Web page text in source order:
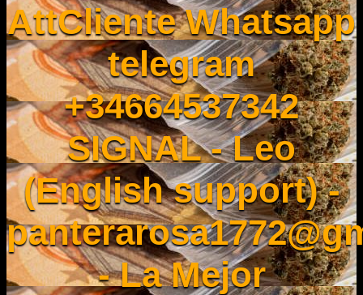
AttCliente Whatsapp
telegram
+34664537342
SIGNAL - Leo
(English support) -
- La Mejor